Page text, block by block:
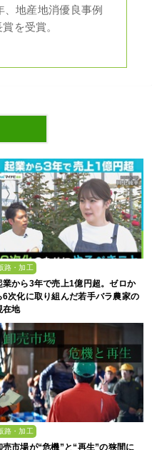
、地産地消優良事例
を受賞。
路・加工
業から3年で売上1億円超。ゼロか
6次化に取り組んだ若手バラ農家の
在地
路・加工
売市場が“危機”と“再生”の狭間に